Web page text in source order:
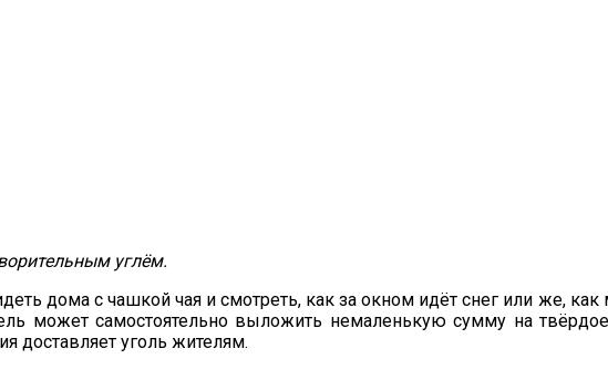
углём.
дома с чашкой чая и смотреть, как за окном идёт снег или же, как
может самостоятельно выложить немаленькую сумму на
доставляет уголь жителям.